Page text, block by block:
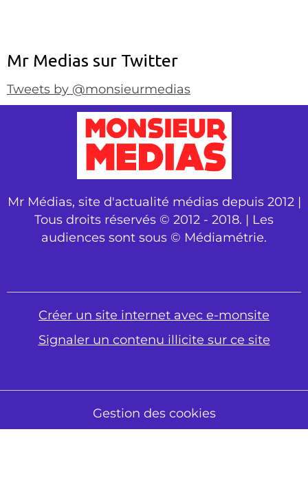
Mr Medias sur Twitter
Tweets by @monsieurmedias
Mr Médias, site d'actualité médias depuis 2012 |
Tous droits réservés © 2012 - 2018. | Les
audiences sont sous © Médiamétrie.
Créer un site internet avec e-monsite
Signaler un contenu illicite sur ce site
Gestion des cookies